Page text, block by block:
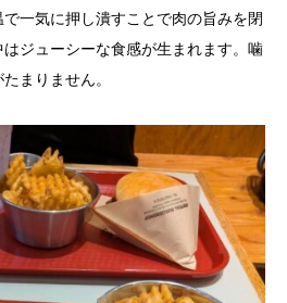
一気に押し潰すことで肉の旨みを閉
ジューシーな食感が生まれます。噛
まりません。